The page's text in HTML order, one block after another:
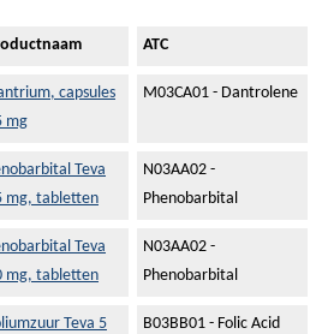
ATC
capsules
mg
M03CA01 - Dantrolene
Teva
mg, tabletten
N03AA02 -
Phenobarbital
Teva
mg, tabletten
N03AA02 -
Phenobarbital
Teva 5
B03BB01 - Folic Acid